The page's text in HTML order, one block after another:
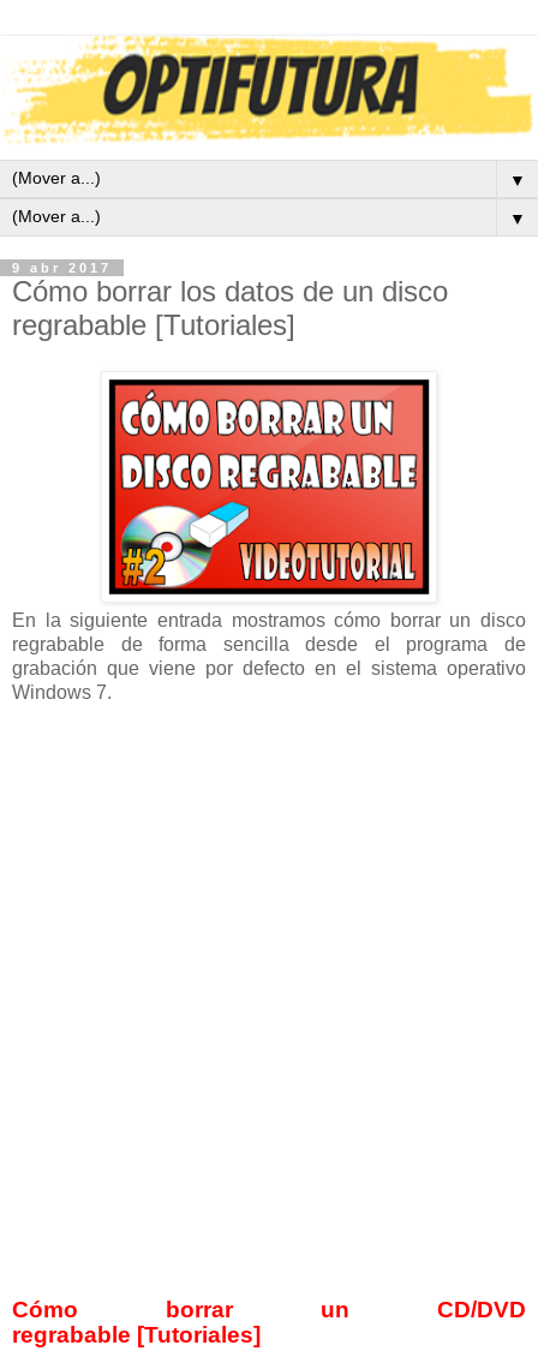
▼
▼
9 abr 2017
Cómo borrar los datos de un disco
regrabable [Tutoriales]
En la siguiente entrada mostramos cómo borrar un disco
regrabable de forma sencilla desde el programa de
grabación que viene por defecto en el sistema operativo
Windows 7.
Cómo borrar un CD/DVD
regrabable [Tutoriales]